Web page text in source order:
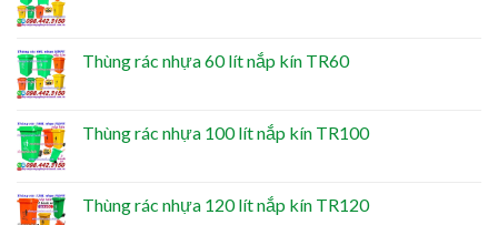
Thùng rác nhựa 60 lít nắp kín TR60
Thùng rác nhựa 100 lít nắp kín TR100
Thùng rác nhựa 120 lít nắp kín TR120